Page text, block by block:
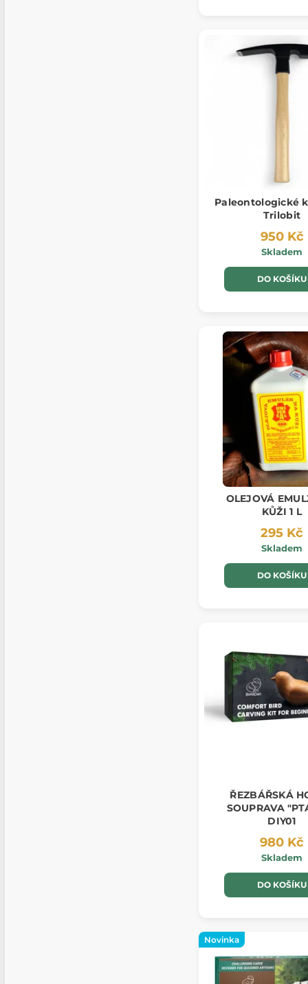
Paleontologické
Trilobit
950 Kč
Skladem
DO KOŠÍKU
OLEJOVÁ
KŮŽI 1 L
295 Kč
Skladem
DO KOŠÍKU
ŘEZBÁŘSKÁ
SOUPRAVA "PTÁČEK"
DIY01
980 Kč
Skladem
DO KOŠÍKU
Novinka